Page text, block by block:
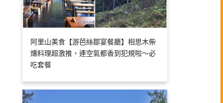
阿里山美食【游芭絲鄒宴餐廳】相思木柴
燻料理超激推，連空氣都香到犯規啦～必
吃套餐